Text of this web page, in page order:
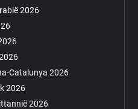
2026
Catalunya 2026
2026
2026